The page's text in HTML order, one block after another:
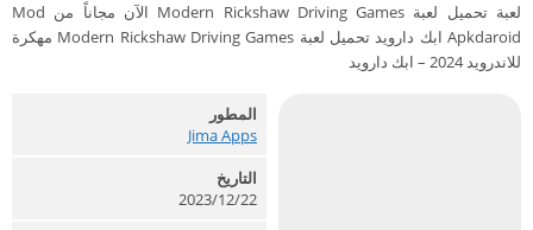
لعبة تحميل لعبة Modern Rickshaw Driving Games الآن مجاناً من Mod
Apkdaroid ابك دارويد تحميل لعبة Modern Rickshaw Driving Games مهكرة
للاندرويد 2024 – ابك دارويد
المطور
Jima Apps‏
التاريخ
2023/12/22